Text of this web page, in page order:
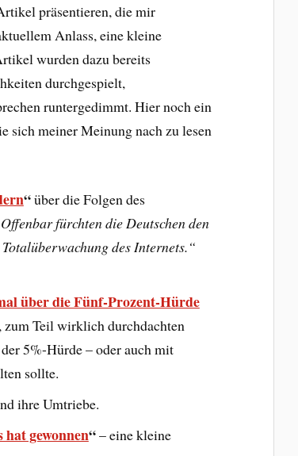
präsentieren, die mir
Anlass, eine kleine
wurden dazu bereits
durchgespielt,
runtergedimmt. Hier noch ein
sich meiner Meinung nach zu lesen
“über die Folgen des
fürchten die Deutschen den
des Internets.“
über die Fünf-Prozent-Hürde
zum Teil wirklich durchdachten
5%-Hürde – oder auch mit
sollte.
ihre Umtriebe.
gewonnen“– eine kleine